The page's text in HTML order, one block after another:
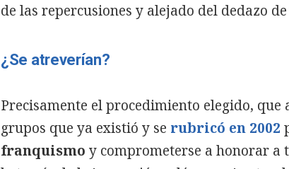
de las repercusiones y alejado del dedazo
¿Se atreverían?
Precisamente el procedimiento elegido, que
grupos que ya existió y se rubricó en 2002
franquismo y comprometerse a honorar a